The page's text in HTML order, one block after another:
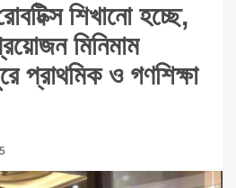
শিখানো হচ্ছে,
মিনিমাম
প্রাথমিক ও গণশিক্ষা